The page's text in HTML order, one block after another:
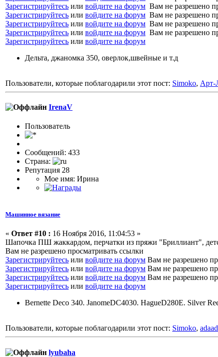
Зарегистрируйтесь или войдите на форум Вам не разрешено
Зарегистрируйтесь или войдите на форум Вам не разрешено
Зарегистрируйтесь или войдите на форум Вам не разрешено
Зарегистрируйтесь или войдите на форум Вам не разрешено
Зарегистрируйтесь или войдите на форум
Дельта, джаномка 350, оверлок,швейные и т.д
Пользователи, которые поблагодарили этот пост: Simoko, Арт-
IrenaV
Пользовaтeль
Сообщений: 433
Страна:
Репутация 28
Мое имя: Ирина
Машинное вязание
« Ответ #10 : 16 Ноября 2016, 11:04:53 »
Шапочка ПШ жаккардом, перчатки из пряжи "Бриллиант",
Вам не разрешено просматривать ссылки
Зарегистрируйтесь или войдите на форум Вам не разрешено
Зарегистрируйтесь или войдите на форум Вам не разрешено
Зарегистрируйтесь или войдите на форум Вам не разрешено
Зарегистрируйтесь или войдите на форум
Bernette Deco 340. JanomeDC4030. HagueD280E. Silver
Пользователи, которые поблагодарили этот пост: Simoko,
lyubaha